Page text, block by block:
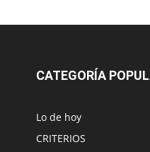
CATEGORÍA
Lo de hoy
CRITERIOS